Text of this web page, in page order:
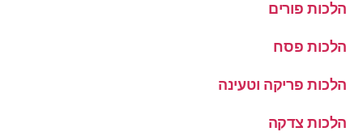
הלכות פורים
הלכות פסח
הלכות פריקה וטעינה
הלכות צדקה